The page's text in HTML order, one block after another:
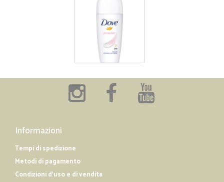
Informazioni
Tempi di spedizione
Metodi di pagamento
Condizioni d'uso e di vendita